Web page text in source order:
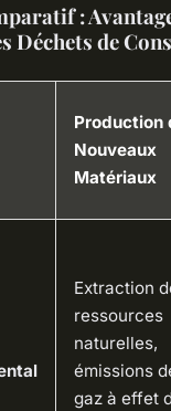
:
Déchets de
Production
Nouveaux
Matériaux
Extraction
ressources
naturelles,
émissions
gaz à effet